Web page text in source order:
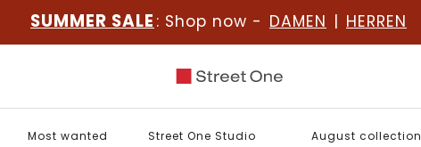
SUMMER SALE : Shop now - DAMEN | HERREN
Most wanted Street One Studio August collection